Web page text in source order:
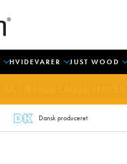
HVIDEVARER JUST WOOD
Dansk produceret